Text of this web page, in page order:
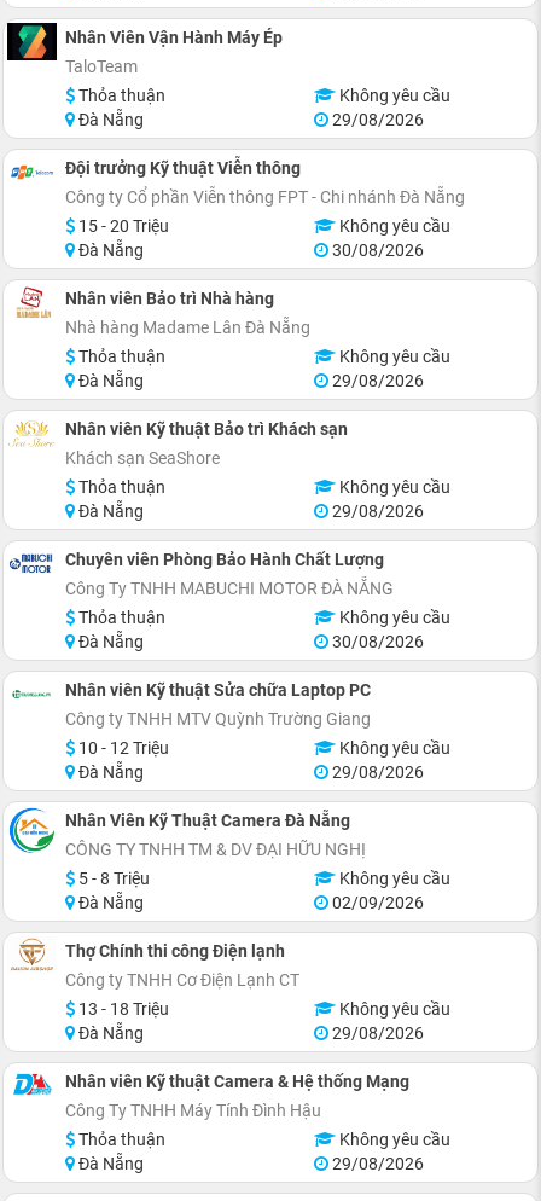
Nhân Viên Vận Hành Máy Ép
TaloTeam
Thỏa thuận
Không yêu cầu
Đà Nẵng
29/08/2026
Đội trưởng Kỹ thuật Viễn thông
Công ty Cổ phần Viễn thông FPT - Chi nhánh Đà Nẵng
15 - 20 Triệu
Không yêu cầu
Đà Nẵng
30/08/2026
Nhân viên Bảo trì Nhà hàng
Nhà hàng Madame Lân Đà Nẵng
Thỏa thuận
Không yêu cầu
Đà Nẵng
29/08/2026
Nhân viên Kỹ thuật Bảo trì Khách sạn
Khách sạn SeaShore
Thỏa thuận
Không yêu cầu
Đà Nẵng
29/08/2026
Chuyên viên Phòng Bảo Hành Chất Lượng
Công Ty TNHH MABUCHI MOTOR ĐÀ NẴNG
Thỏa thuận
Không yêu cầu
Đà Nẵng
30/08/2026
Nhân viên Kỹ thuật Sửa chữa Laptop PC
Công ty TNHH MTV Quỳnh Trường Giang
10 - 12 Triệu
Không yêu cầu
Đà Nẵng
29/08/2026
Nhân Viên Kỹ Thuật Camera Đà Nẵng
CÔNG TY TNHH TM & DV ĐẠI HỮU NGHỊ
5 - 8 Triệu
Không yêu cầu
Đà Nẵng
02/09/2026
Thợ Chính thi công Điện lạnh
Công ty TNHH Cơ Điện Lạnh CT
13 - 18 Triệu
Không yêu cầu
Đà Nẵng
29/08/2026
Nhân viên Kỹ thuật Camera & Hệ thống Mạng
Công Ty TNHH Máy Tính Đình Hậu
Thỏa thuận
Không yêu cầu
Đà Nẵng
29/08/2026